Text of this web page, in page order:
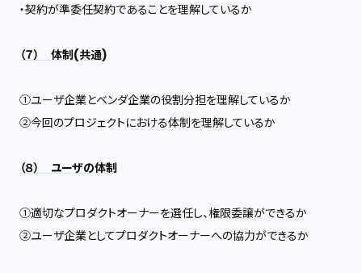
・契約が準委任契約であることを理解しているか
（７） 体制(共通)
①ユーザ企業とベンダ企業の役割分担を理解しているか
②今回のプロジェクトにおける体制を理解しているか
（８） ユーザの体制
①適切なプロダクトオーナーを選任し、権限委譲ができるか
②ユーザ企業としてプロダクトオーナーへの協力ができるか